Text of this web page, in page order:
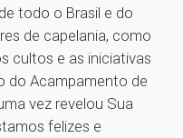
todo o Brasil e do
de capelania, como
cultos e as iniciativas
do Acampamento de
vez revelou Sua
felizes e